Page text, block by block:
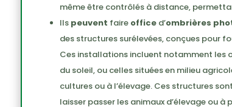
même être contrôlés à distance,
Ils peuvent faire officed’ombrières
des structures surélevées, conçues pour
Ces installations incluent notamment les
du soleil, ou celles situées en milieu
cultures ou à l’élevage. Ces structures
laisser passer les animaux d’élevage ou